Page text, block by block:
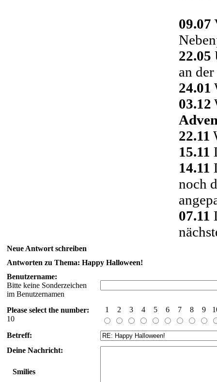
09.07
22.05
an
24.01
03.12
22.11
15.11
14.11
noch
07.11
Neue Antwort schreiben
Antworten zu Thema: Happy Halloween!
Benutzername:
Bitte keine Sonderzeichen
im Benutzernamen
Please select the number:
10
1 2 3 4 5 6 7 8 9
Betreff:
Deine Nachricht:
Smilies